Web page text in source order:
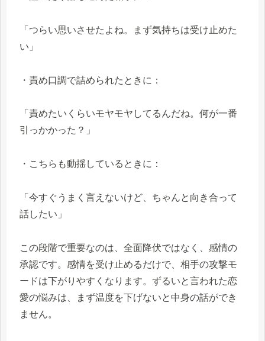
「つらい思いさせたよね。まず気持ちは受け止めた
い」
・責め口調で詰められたときに：
「責めたいくらいモヤモヤしてるんだね。何が一番
引っかかった？」
・こちらも動揺しているときに：
「今すぐうまく言えないけど、ちゃんと向き合って
話したい」
この段階で重要なのは、全面降伏ではなく、感情の
承認です。感情を受け止めるだけで、相手の攻撃モ
ードは下がりやすくなります。ずるいと言われた恋
愛の悩みは、まず温度を下げないと中身の話ができ
ません。